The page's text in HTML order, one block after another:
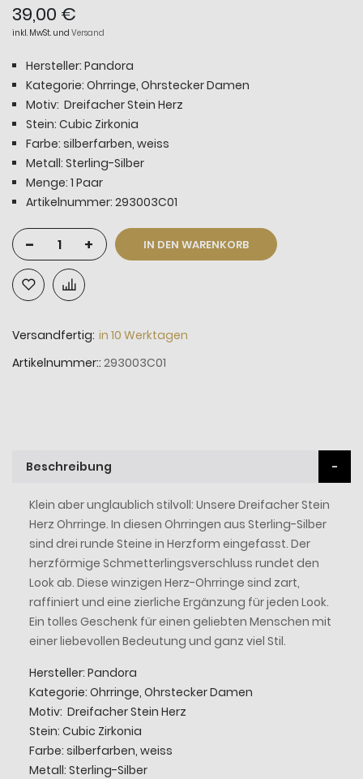
39,00 €
inkl. MwSt. und Versand
Hersteller: Pandora
Kategorie: Ohrringe, Ohrstecker Damen
Motiv: Dreifacher Stein Herz
Stein: Cubic Zirkonia
Farbe: silberfarben, weiss
Metall: Sterling-Silber
Menge: 1 Paar
Artikelnummer: 293003C01
- + IN DEN WARENKORB
Versandfertig: in 10 Werktagen
Artikelnummer: 293003C01
Beschreibung
Klein aber unglaublich stilvoll: Unsere Dreifacher Stein
Herz Ohrringe. In diesen Ohrringen aus Sterling-Silber
sind drei runde Steine in Herzform eingefasst. Der
herzförmige Schmetterlingsverschluss rundet den
Look ab. Diese winzigen Herz-Ohrringe sind zart,
raffiniert und eine zierliche Ergänzung für jeden Look.
Ein tolles Geschenk für einen geliebten Menschen mit
einer liebevollen Bedeutung und ganz viel Stil.
Hersteller: Pandora
Kategorie: Ohrringe, Ohrstecker Damen
Motiv: Dreifacher Stein Herz
Stein: Cubic Zirkonia
Farbe: silberfarben, weiss
Metall: Sterling-Silber